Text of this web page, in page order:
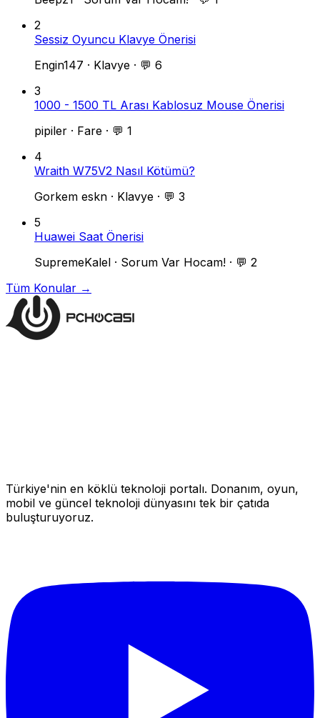
2
Sessiz Oyuncu Klavye Önerisi
Engin147 · Klavye · 💬 6
3
1000 - 1500 TL Arası Kablosuz Mouse Önerisi
pipiler · Fare · 💬 1
4
Wraith W75V2 Nasıl Kötümü?
Gorkem eskn · Klavye · 💬 3
5
Huawei Saat Önerisi
SupremeKalel · Sorum Var Hocam! · 💬 2
Tüm Konular →
Türkiye'nin en köklü teknoloji portalı. Donanım, oyun,
mobil ve güncel teknoloji dünyasını tek bir çatıda
buluşturuyoruz.